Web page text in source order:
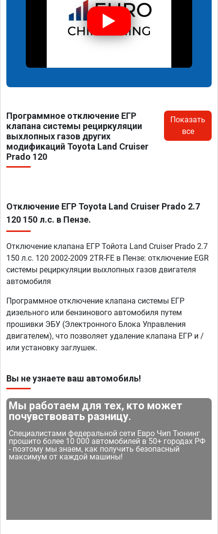
Программное отключение ЕГР
клапана системы рециркуляции
выхлопных газов других
модификаций Toyota Land Cruiser
Prado 120
Показать
все
Отключение ЕГР Toyota Land Cruiser Prado 2.7
120 150 л.с. в Пензе.
Отключение клапана ЕГР Тойота Land Cruiser Prado 2.7
150 л.с. 120 2002-2009 2TR-FE в Пензе: отключение EGR
системы рециркуляции выхлопных газов двигателя
автомобиля
Программное отключение клапана системы ЕГР
дизельного или бензинового автомобиля путем
прошивки ЭБУ (Электронного Блока Управления
двигателем), что позволяет удаление клапана ЕГР и /
или установку заглушек.
Вы не узнаете ваш автомобиль!
Мы работаем для тех, кто может
почувствовать разницу.
Специалистами федеральной сети Евро Чип Тюнинг
прошито более 10 000 автомобилей в 50+ городах РФ
- поэтому мы знаем, как получить безопасный
максимум от каждой машины!